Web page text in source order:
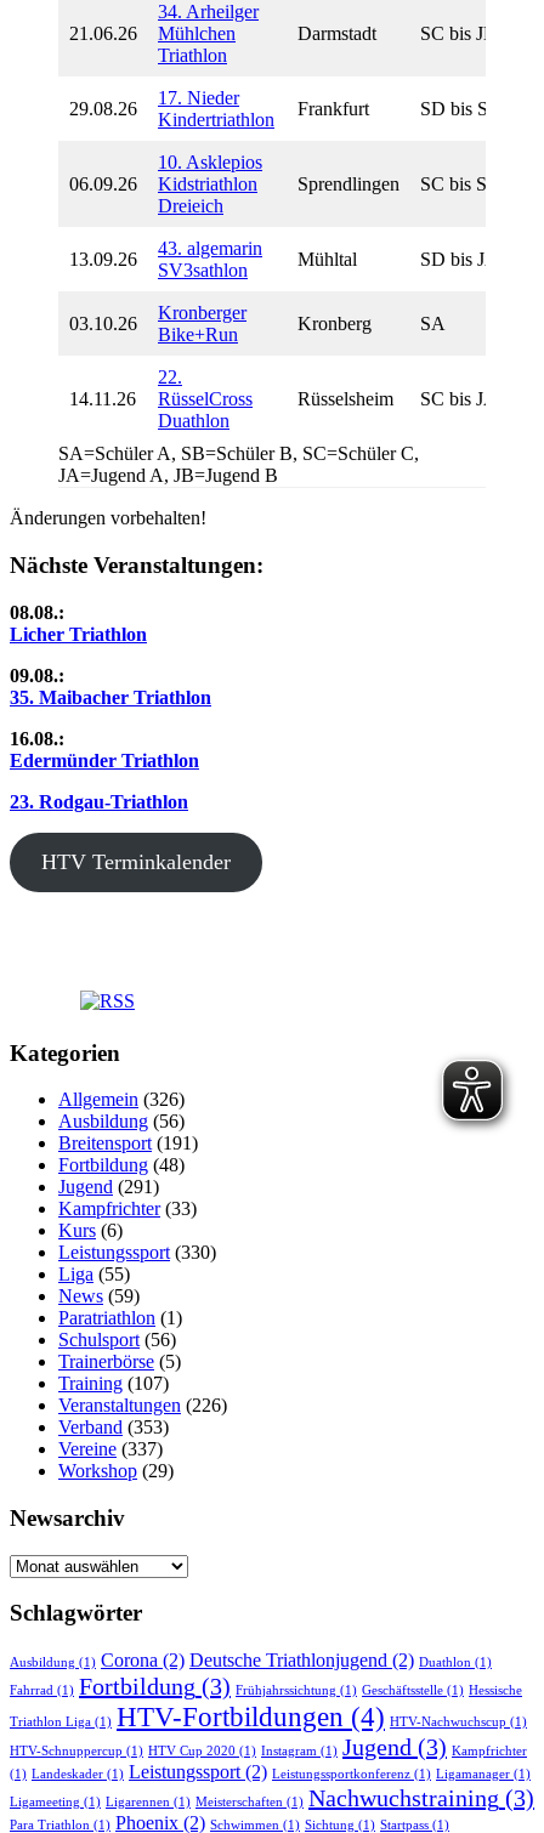
21.06.26
34. Arheilger
Mühlchen
Triathlon
Darmstadt SC bis JB
29.08.26
17. Nieder
Kindertriathlon
Frankfurt SD bis SA
06.09.26
10. Asklepios
Kidstriathlon
Dreieich
Sprendlingen SC bis SA
13.09.26
43. algemarin
SV3sathlon
Mühltal SD bis JA
03.10.26
Kronberger
Bike+Run
Kronberg SA
14.11.26
22.
RüsselCross
Duathlon
Rüsselsheim SC bis JA
SA=Schüler A, SB=Schüler B, SC=Schüler C,
JA=Jugend A, JB=Jugend B
Änderungen vorbehalten!
Nächste Veranstaltungen:
08.08.:
Licher Triathlon
09.08.:
35. Maibacher Triathlon
16.08.:
Edermünder Triathlon
23. Rodgau-Triathlon
HTV Terminkalender
Kategorien
Allgemein (326)
Ausbildung (56)
Breitensport (191)
Fortbildung (48)
Jugend (291)
Kampfrichter(33)
Kurs (6)
Leistungssport (330)
Liga (55)
News (59)
Paratriathlon (1)
Schulsport (56)
Trainerbörse (5)
Training (107)
Veranstaltungen (226)
Verband (353)
Vereine (337)
Workshop (29)
Newsarchiv
Newsarchiv
Schlagwörter
Ausbildung (1) Corona (2) Deutsche Triathlonjugend (2) Duathlon (1)
Fahrrad (1) Fortbildung (3) Frühjahrssichtung (1) Geschäftsstelle (1) Hessische
Triathlon Liga (1) HTV-Fortbildungen (4) HTV-Nachwuchscup (1)
HTV-Schnuppercup (1) HTV Cup 2020 (1) Instagram (1) Jugend (3) Kampfrichter
(1) Landeskader (1) Leistungssport(2) Leistungssportkonferenz (1) Ligamanager (1)
Ligameeting (1) Ligarennen (1) Meisterschaften (1) Nachwuchstraining (3)
Para Triathlon (1) Phoenix (2) Schwimmen (1) Sichtung (1) Startpass (1)